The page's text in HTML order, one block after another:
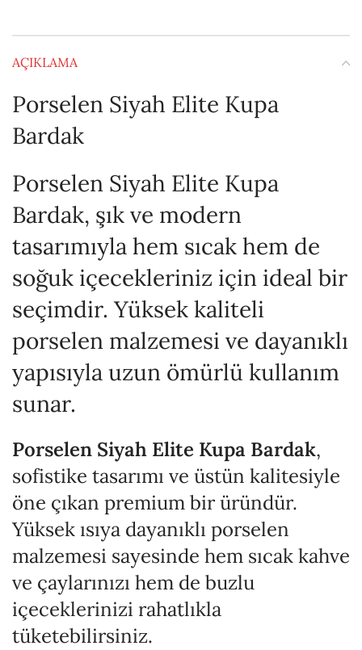
AÇIKLAMA
Porselen Siyah Elite Kupa
Bardak
Porselen Siyah Elite Kupa
Bardak, şık ve modern
tasarımıyla hem sıcak hem de
soğuk içecekleriniz için ideal bir
seçimdir. Yüksek kaliteli
porselen malzemesi ve dayanıklı
yapısıyla uzun ömürlü kullanım
sunar.
Porselen Siyah Elite Kupa Bardak,
sofistike tasarımı ve üstün kalitesiyle
öne çıkan premium bir üründür.
Yüksek ısıya dayanıklı porselen
malzemesi sayesinde hem sıcak kahve
ve çaylarınızı hem de buzlu
içeceklerinizi rahatlıkla
tüketebilirsiniz.